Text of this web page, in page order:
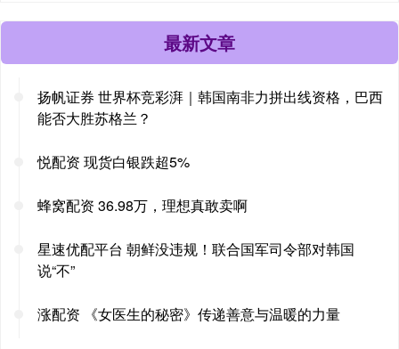
最新文章
扬帆证券 世界杯竞彩湃｜韩国南非力拼出线资格，巴西
能否大胜苏格兰？
悦配资 现货白银跌超5%
蜂窝配资 36.98万，理想真敢卖啊
星速优配平台 朝鲜没违规！联合国军司令部对韩国
说“不”
涨配资 《女医生的秘密》传递善意与温暖的力量